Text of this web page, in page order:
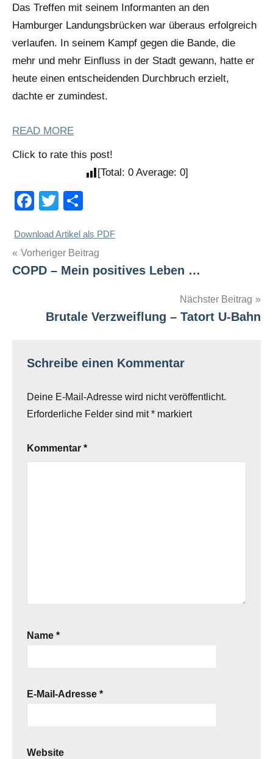
Das Treffen mit seinem Informanten an den
Hamburger Landungsbrücken war überaus erfolgreich
verlaufen. In seinem Kampf gegen die Bande, die
mehr und mehr Einfluss in der Stadt gewann, hatte er
heute einen entscheidenden Durchbruch erzielt,
dachte er zumindest.
READ MORE
Click to rate this post!
[Total: 0 Average: 0]
Facebook
Twitter
Download Artikel als PDF
Beitragsnavigation
Vorheriger Beitrag
COPD – Mein positives Leben …
Nächster Beitrag
Brutale Verzweiflung – Tatort U-Bahn
Schreibe einen Kommentar
Deine E-Mail-Adresse wird nicht veröffentlicht.
Erforderliche Felder sind mit* markiert
Kommentar *
Name *
E-Mail-Adresse *
Website